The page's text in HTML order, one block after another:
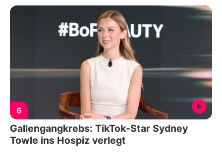
6
Gallengangkrebs: TikTok-Star Sydney
Towle ins Hospiz verlegt